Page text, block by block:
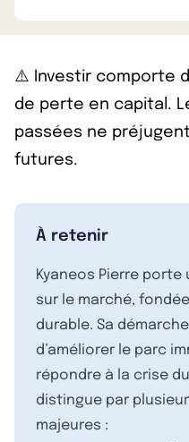
⚠️ Investir comporte
de perte en capital.
passées ne
futures.
À retenir
Kyaneos Pierre
sur le marché,
durable. Sa
d’améliorer le parc
répondre à la crise
distingue par
majeures :